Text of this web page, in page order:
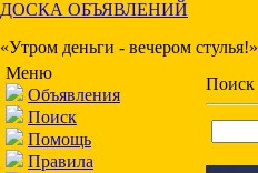
ДОСКА ОБЪЯВЛЕНИЙ
«Утром деньги - вечером стулья!»
Меню
Объявления
Поиск
Помощь
Правила
Поиск